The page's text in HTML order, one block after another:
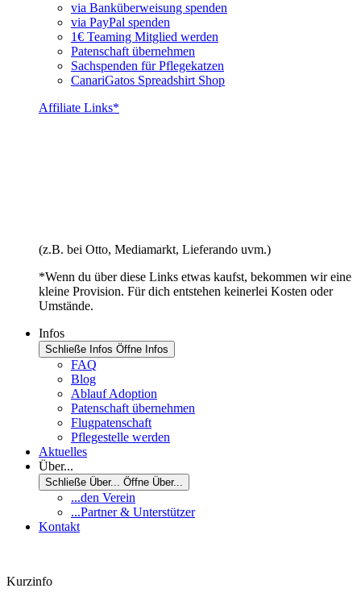
via Banküberweisung spenden
via PayPal spenden
1€ Teaming Mitglied werden
Patenschaft übernehmen
Sachspenden für Pflegekatzen
CanariGatos Spreadshirt Shop
Affiliate Links*
(z.B. bei Otto, Mediamarkt, Lieferando uvm.)
*Wenn du über diese Links etwas kaufst, bekommen wir eine
kleine Provision. Für dich entstehen keinerlei Kosten oder
Umstände.
Infos
Schließe Infos Öffne Infos
FAQ
Blog
Ablauf Adoption
Patenschaft übernehmen
Flugpatenschaft
Pflegestelle werden
Aktuelles
Über...
Schließe Über... Öffne Über...
...den Verein
...Partner & Unterstützer
Kontakt
Kurzinfo